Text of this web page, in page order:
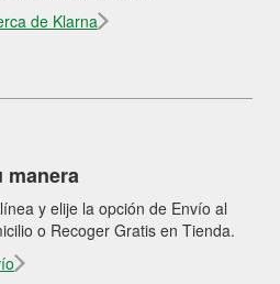
de Klarna
manera
y elije la opción de Envío al
o Recoger Gratis en Tienda.